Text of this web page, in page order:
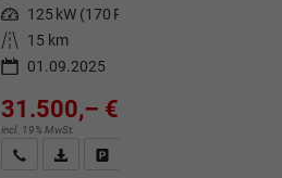
Leistung 125 kW (170 PS)
Kilometerstand
15 km
01.09.2025
31.500,– €
incl. 19% MwSt.
Wir rufen Sie anFahrzeugexposé (PDF)